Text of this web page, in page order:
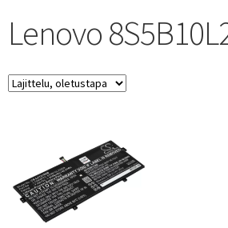
Lenovo